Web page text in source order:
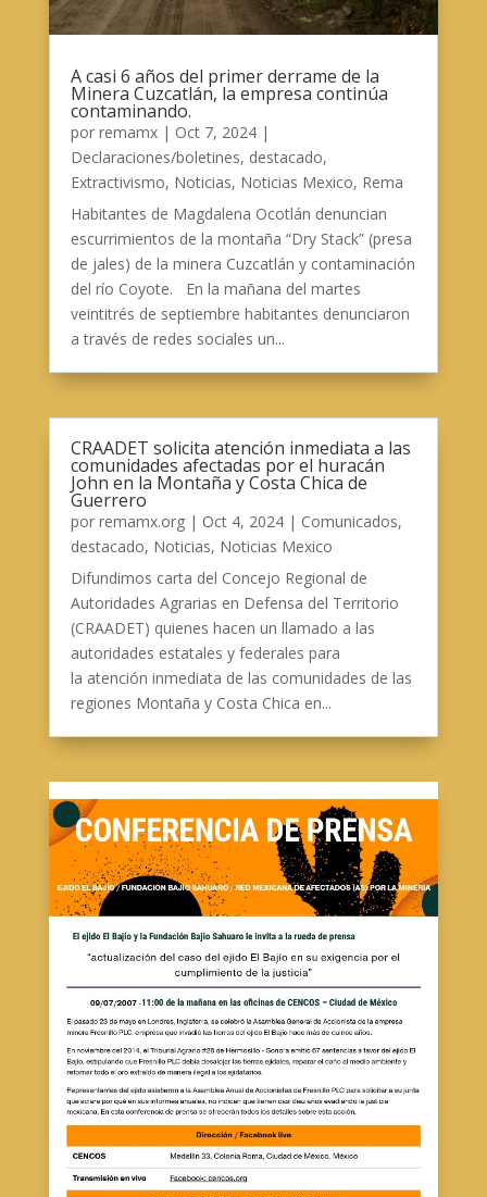
A casi 6 años del primer derrame de la
Minera Cuzcatlán, la empresa continúa
contaminando.
por remamx| Oct 7, 2024|
Declaraciones/boletines, destacado,
Extractivismo, Noticias, Noticias Mexico, Rema
Habitantes de Magdalena Ocotlán denuncian
escurrimientos de la montaña “Dry Stack” (presa
de jales) de la minera Cuzcatlán y contaminación
del río Coyote. En la mañana del martes
veintitrés de septiembre habitantes denunciaron
a través de redes sociales un...
CRAADET solicita atención inmediata a las
comunidades afectadas por el huracán
John en la Montaña y Costa Chica de
Guerrero
por remamx.org| Oct 4, 2024| Comunicados,
destacado, Noticias, Noticias Mexico
Difundimos carta del Concejo Regional de
Autoridades Agrarias en Defensa del Territorio
(CRAADET) quienes hacen un llamado a las
autoridades estatales y federales para
la atención inmediata de las comunidades de las
regiones Montaña y Costa Chica en...